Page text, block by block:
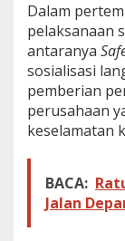
Dalam
pelaksanaan
antaranya
sosialisasi
pemberian
perusahaan
keselamatan
BACA:
Jalan